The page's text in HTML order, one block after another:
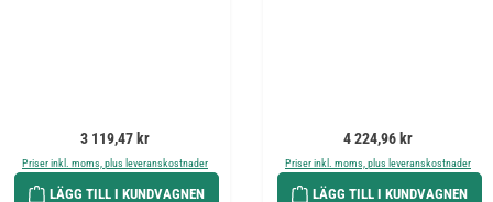
Ordinarie pris:
3 119,47 kr
Priser inkl. moms, plus leveranskostnader
LÄGG TILL I KUNDVAGNEN
Ordinarie pris:
4 224,96 kr
Priser inkl. moms, plus leveranskostnader
LÄGG TILL I KUNDVAGNEN